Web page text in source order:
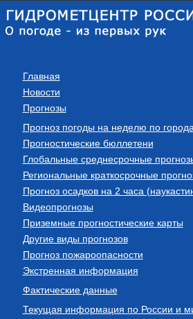
Главная
Новости
Прогнозы
Прогноз погоды на неделю по
Прогностические бюллетени
Глобальные среднесрочные
Региональные краткосрочные
Прогноз осадков на 2 часа
Видеопрогнозы
Приземные прогностические карты
Другие виды прогнозов
Прогноз пожароопасности
Экстренная информация
Фактические данные
Текущая информация по России и